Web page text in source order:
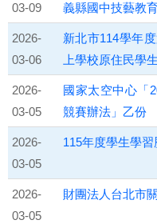
03-09
義縣國中技藝教
2026-
03-06
新北市114學年
上學校原住民學
2026-
03-05
國家太空中心「
競賽辦法」乙份
2026-
03-05
115年度學生學
2026-
03-05
財團法人台北市